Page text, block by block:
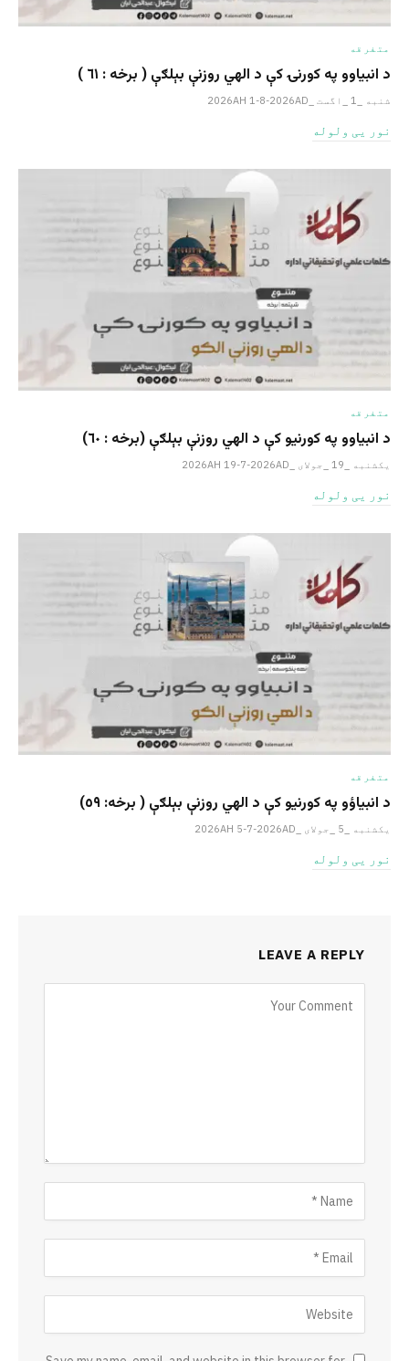
متفرقه
د انبیاوو په کورنۍ کې د الهي روزنې بېلګې ( برخه : ٦١ )
شنبه _1 _اگست _2026AH 1-8-2026AD
نور یی ولوله
متفرقه
د انبیاوو په کورنیو کې د الهي روزنې بېلګې (برخه : ٦٠)
یکشنبه _19 _جولای _2026AH 19-7-2026AD
نور یی ولوله
متفرقه
د انبیاؤو په کورنیو کې د الهي روزنې بېلګې ( برخه: ٥٩)
یکشنبه _5 _جولای _2026AH 5-7-2026AD
نور یی ولوله
LEAVE A REPLY